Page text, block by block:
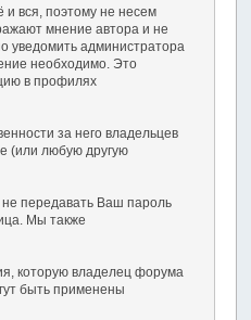
вся, поэтому не несем
мнение автора и не
уведомить администратора
необходимо. Это
в профилях
за него владельцев
(или любую другую
не передавать Ваш пароль
Мы также
которую владелец форума
быть применены